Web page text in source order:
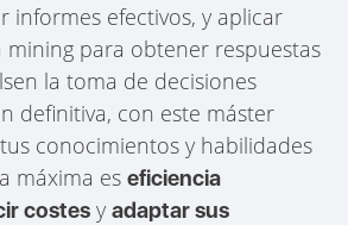
informes efectivos, y aplicar
mining para obtener respuestas
la toma de decisiones
definitiva, con este máster
conocimientos y habilidades
máxima eseficiencia
costes yadaptar sus